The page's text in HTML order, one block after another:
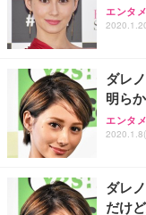
エンタメ
ダレ
明ら
エンタメ
ダレ
だけ